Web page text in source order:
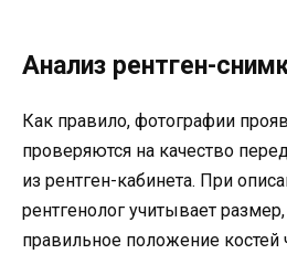
Анализ рентген-
Как правило, фотографии
проверяются на качество
из рентген-кабинета. При
рентгенолог учитывает
правильное положение костей